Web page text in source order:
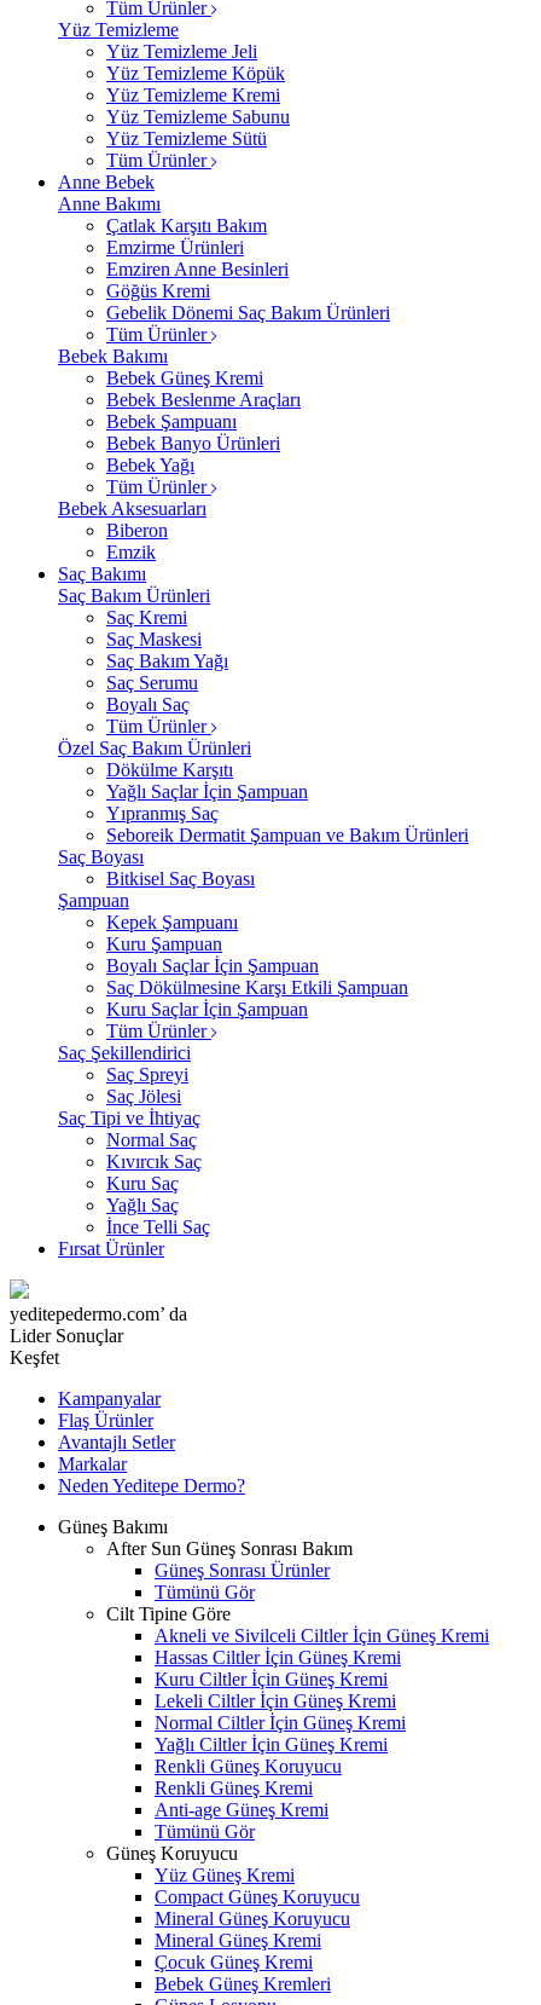
Tüm Ürünler
Yüz Temizleme
Yüz Temizleme Jeli
Yüz Temizleme Köpük
Yüz Temizleme Kremi
Yüz Temizleme Sabunu
Yüz Temizleme Sütü
Tüm Ürünler
Anne Bebek
Anne Bakımı
Çatlak Karşıtı Bakım
Emzirme Ürünleri
Emziren Anne Besinleri
Göğüs Kremi
Gebelik Dönemi Saç Bakım Ürünleri
Tüm Ürünler
Bebek Bakımı
Bebek Güneş Kremi
Bebek Beslenme Araçları
Bebek Şampuanı
Bebek Banyo Ürünleri
Bebek Yağı
Tüm Ürünler
Bebek Aksesuarları
Biberon
Emzik
Saç Bakımı
Saç Bakım Ürünleri
Saç Kremi
Saç Maskesi
Saç Bakım Yağı
Saç Serumu
Boyalı Saç
Tüm Ürünler
Özel Saç Bakım Ürünleri
Dökülme Karşıtı
Yağlı Saçlar İçin Şampuan
Yıpranmış Saç
Seboreik Dermatit Şampuan ve Bakım Ürünleri
Saç Boyası
Bitkisel Saç Boyası
Şampuan
Kepek Şampuanı
Kuru Şampuan
Boyalı Saçlar İçin Şampuan
Saç Dökülmesine Karşı Etkili Şampuan
Kuru Saçlar İçin Şampuan
Tüm Ürünler
Saç Şekillendirici
Saç Spreyi
Saç Jölesi
Saç Tipi ve İhtiyaç
Normal Saç
Kıvırcık Saç
Kuru Saç
Yağlı Saç
İnce Telli Saç
Fırsat Ürünler
yeditepedermo.com’ da
Lider Sonuçlar
Keşfet
Kampanyalar
Flaş Ürünler
Avantajlı Setler
Markalar
Neden Yeditepe Dermo?
Güneş Bakımı
After Sun Güneş Sonrası Bakım
Güneş Sonrası Ürünler
Tümünü Gör
Cilt Tipine Göre
Akneli ve Sivilceli Ciltler İçin Güneş Kremi
Hassas Ciltler İçin Güneş Kremi
Kuru Ciltler İçin Güneş Kremi
Lekeli Ciltler İçin Güneş Kremi
Normal Ciltler İçin Güneş Kremi
Yağlı Ciltler İçin Güneş Kremi
Renkli Güneş Koruyucu
Renkli Güneş Kremi
Anti-age Güneş Kremi
Tümünü Gör
Güneş Koruyucu
Yüz Güneş Kremi
Compact Güneş Koruyucu
Mineral Güneş Koruyucu
Mineral Güneş Kremi
Çocuk Güneş Kremi
Bebek Güneş Kremleri